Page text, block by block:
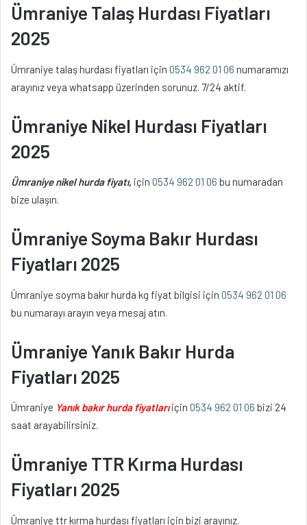
Ümraniye Talaş Hurdası Fiyatları
2025
Ümraniye talaş hurdası fiyatları için 0534 962 01 06 numaramızı
arayınız veya whatsapp üzerinden sorunuz. 7/24 aktif.
Ümraniye Nikel Hurdası Fiyatları
2025
Ümraniye nikel hurda fiyatı, için 0534 962 01 06 bu numaradan
bize ulaşın.
Ümraniye Soyma Bakır Hurdası
Fiyatları 2025
Ümraniye soyma bakır hurda kg fiyat bilgisi için 0534 962 01 06
bu numarayı arayın veya mesaj atın.
Ümraniye Yanık Bakır Hurda
Fiyatları 2025
Ümraniye Yanık bakır hurda fiyatlarıiçin 0534 962 01 06 bizi 24
saat arayabilirsiniz.
Ümraniye TTR Kırma Hurdası
Fiyatları 2025
Ümraniye ttr kırma hurdası fiyatları için bizi arayınız.